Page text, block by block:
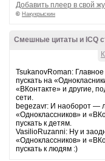
Добавить плеер в свой
© Накукрыскин
Смешные цитаты и ICQ
TsukanovRoman:
пускать на
«ВКонтакте» и другие,
сети.
begezavr: И наоборот —
«Одноклассников» и
пускать к детям.
VasilioRuzanni: Ну и
«Одноклассников» и
пускать к людям :)